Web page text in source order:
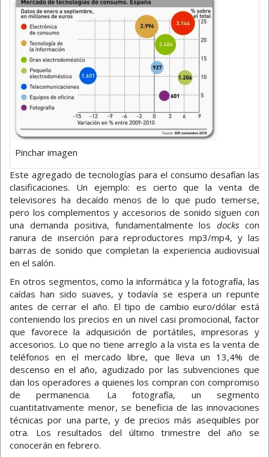
Pinchar imagen
Este agregado de tecnologías para el consumo desafían las
clasificaciones. Un ejemplo: es cierto que la venta de
televisores ha decaído menos de lo que pudo temerse,
pero los complementos y accesorios de sonido siguen con
una demanda positiva, fundamentalmente losdocks con
ranura de inserción para reproductores mp3/mp4, y las
barras de sonido que completan la experiencia audiovisual
en el salón.
En otros segmentos, como la informática y la fotografía, las
caídas han sido suaves, y todavía se espera un repunte
antes de cerrar el año. El tipo de cambio euro/dólar está
conteniendo los precios en un nivel casi promocional, factor
que favorece la adquisición de portátiles, impresoras y
accesorios. Lo que no tiene arreglo a la vista es la venta de
teléfonos en el mercado libre, que lleva un 13,4% de
descenso en el año, agudizado por las subvenciones que
dan los operadores a quienes los compran con compromiso
de permanencia. La fotografía, un segmento
cuantitativamente menor, se beneficia de las innovaciones
técnicas por una parte, y de precios más asequibles por
otra. Los resultados del último trimestre del año se
conocerán en febrero.